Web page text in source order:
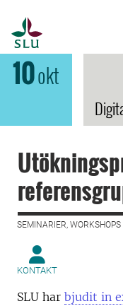
10okt
SEMINARIER, WORKSHOPS |
KONTAKT
SLU har bjudit in